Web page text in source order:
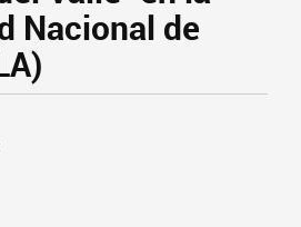
Nacional de